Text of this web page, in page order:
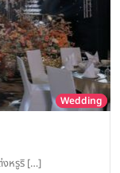
Wedding
งหรูริ […]